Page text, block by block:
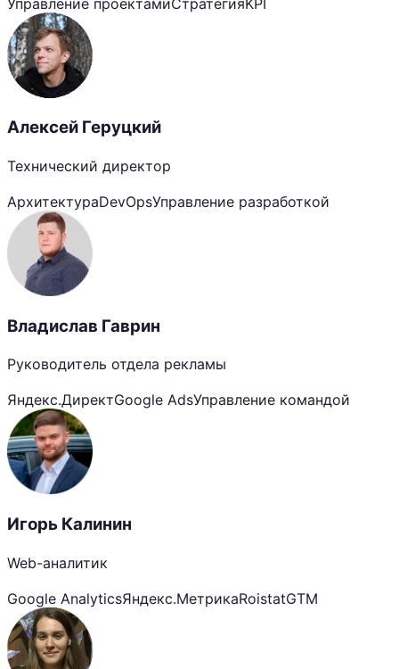
Алексей Геруцкий
Технический директор
АрхитектураDevOpsУправление разработкой
Владислав Гаврин
Руководитель отдела рекламы
Яндекс.ДиректGoogle AdsУправление командой
Игорь Калинин
Web-аналитик
Google AnalyticsЯндекс.МетрикаRoistatGTM